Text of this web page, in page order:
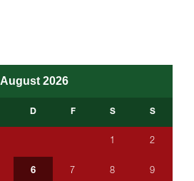
August 2026
D F S S
1 2
6 7 8 9